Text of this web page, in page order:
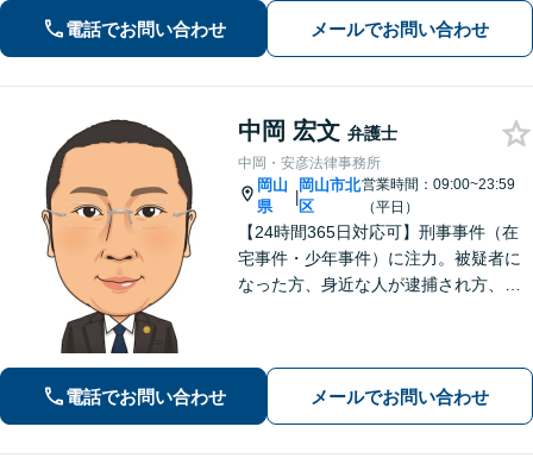
る方、ご相談ください。
電話でお問い合わせ メールでお問い合わせ
中岡 宏文 弁護士
中岡・安彦法律事務所
岡山
県
|
岡山市北
区
営業時間：09:00~23:59
（平日）
【24時間365日対応可】刑事事件（在
宅事件・少年事件）に注力。被疑者に
なった方、身近な人が逮捕され方、す
電話でお問い合わせ メールでお問い合わせ